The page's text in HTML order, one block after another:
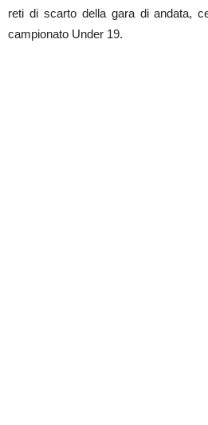
reti di scarto della gara di andata,
campionato Under 19.